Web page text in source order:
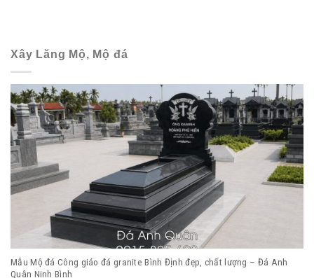
Xây Lăng Mộ, Mộ đá
Mẫu Mộ đá Công giáo đá granite Bình Định đẹp, chất lượng – Đá Anh
Quân Ninh Bình